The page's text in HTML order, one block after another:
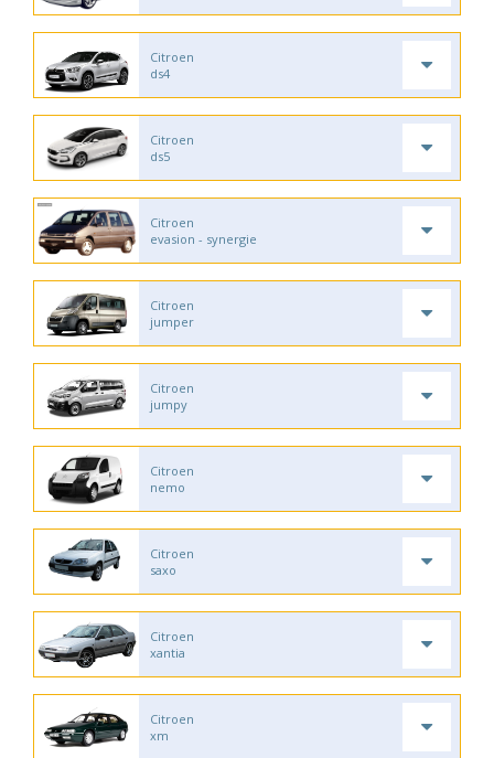
Citroen
ds4
Citroen
ds5
Citroen
evasion - synergie
Citroen
jumper
Citroen
jumpy
Citroen
nemo
Citroen
saxo
Citroen
xantia
Citroen
xm